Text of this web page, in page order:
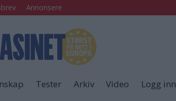
Annonsere
Tester Arkiv Video Logg inn